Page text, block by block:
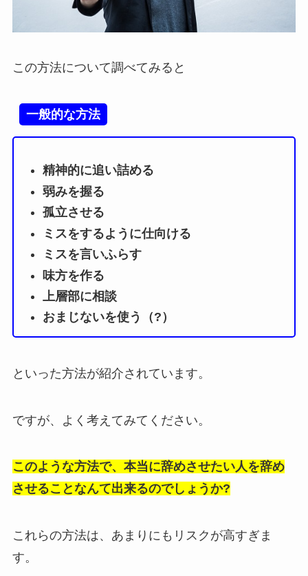
この方法について調べてみると
一般的な方法
精神的に追い詰める
弱みを握る
孤立させる
ミスをするように仕向ける
ミスを言いふらす
味方を作る
上層部に相談
おまじないを使う（?）
といった方法が紹介されています。
ですが、よく考えてみてください。
このような方法で、本当に辞めさせたい人を辞め
させることなんて出来るのでしょうか?
これらの方法は、あまりにもリスクが高すぎま
す。